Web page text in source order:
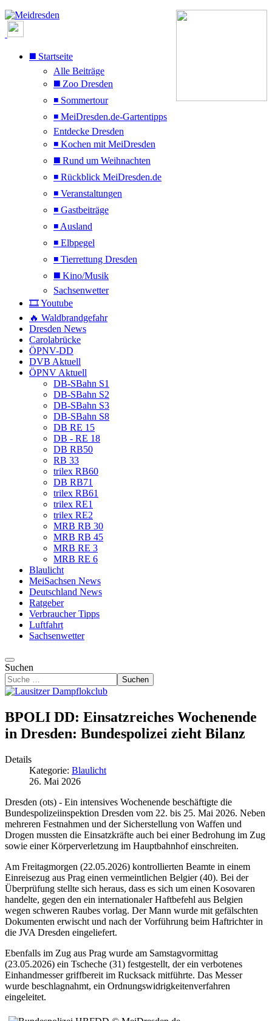
◼️ Startseite
Alle Beiträge
◼️ Zoo Dresden
◾ Sommertour
◾ MeiDresden.de-Gartentipps
Entdecke Dresden
◾ Kochen mit MeiDresden
◼️ Rund um Weihnachten
◾ Rückblick MeiDresden.de
◾ Veranstaltungen
◾ Gastbeiträge
◾ Ausland
◾ Elbpegel
◾ Tierrettung Dresden
◼️ Kino/Musik
Sachsenwetter
🎞️ Youtube
🔥 Waldbrandgefahr
Dresden News
Carolabrücke
ÖPNV-DD
DVB Aktuell
ÖPNV Aktuell
DB-SBahn S1
DB-SBahn S2
DB-SBahn S3
DB-SBahn S8
DB RE 15
DB - RE 18
DB RB50
RB 33
trilex RB60
DB RB71
trilex RB61
trilex RE1
trilex RE2
MRB RB 30
MRB RB 45
MRB RE 3
MRB RE 6
Blaulicht
MeiSachsen News
Deutschland News
Ratgeber
Verbraucher Tipps
Luftfahrt
Sachsenwetter
Suchen
Suchen
BPOLI DD: Einsatzreiches Wochenende
in Dresden: Bundespolizei zieht Bilanz
Details
Kategorie: Blaulicht
26. Mai 2026
Dresden (ots) - Ein intensives Wochenende beschäftigte die
Bundespolizeiinspektion Dresden vom 22. bis 25. Mai 2026. Neben
mehreren Festnahmen und der Sicherstellung von Waffen und
Drogen mussten die Einsatzkräfte auch bei einer Bedrohung im Zug
sowie einer Körperverletzung im Hauptbahnhof einschreiten.
Am Freitagmorgen (22.05.2026) kontrollierten Beamte in einem
Einreisezug aus Prag einen vermeintlichen Belgier (40). Bei der
Überprüfung stellte sich heraus, dass es sich um einen Kosovaren
handelte, gegen den ein internationaler Haftbefehl aus Belgien
wegen schweren Raubes vorlag. Der Mann wurde mit gefälschten
Dokumenten erwischt und nach der Vorführung beim Haftrichter in
die JVA Dresden eingeliefert.
Ebenfalls im Zug aus Prag wurde am Samstagvormittag
(23.05.2026) ein Tscheche (31) festgestellt, der ein verbotenes
Einhandmesser griffbereit im Rucksack mitführte. Das Messer
wurde beschlagnahmt, ein Ordnungswidrigkeitenverfahren
eingeleitet.